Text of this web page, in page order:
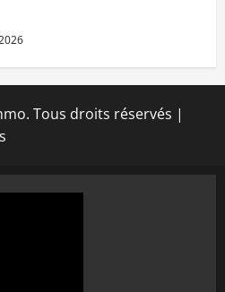
Tous droits réservés |